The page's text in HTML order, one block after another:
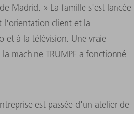
Madrid. » La famille s'est lancée
l'orientation client et la
et à la télévision. Une vraie
machine TRUMPF a fonctionné
est passée d'un atelier de